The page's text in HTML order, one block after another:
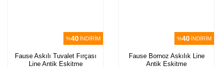
%40 İNDİRİM
Fause Askılı Tuvalet Fırçası
Line Antik Eskitme
%40 İNDİRİM
Fause Bornoz Askılık Line
Antik Eskitme